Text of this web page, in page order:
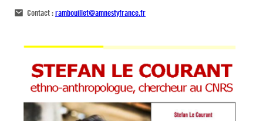
Contact :rambouillet@amnestyfrance.fr